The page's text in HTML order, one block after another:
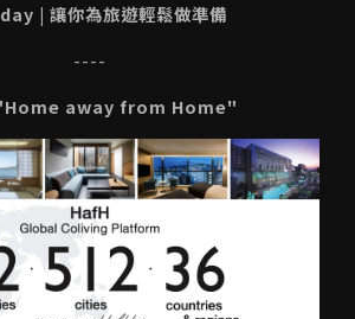
| 讓你為旅遊輕鬆做準備
----
away from Home"